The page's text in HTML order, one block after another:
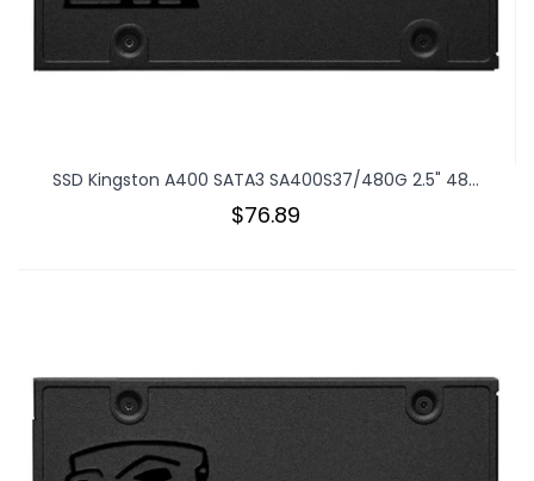
SSD Kingston A400 SATA3 SA400S37/480G 2.5" 48...
$76.89